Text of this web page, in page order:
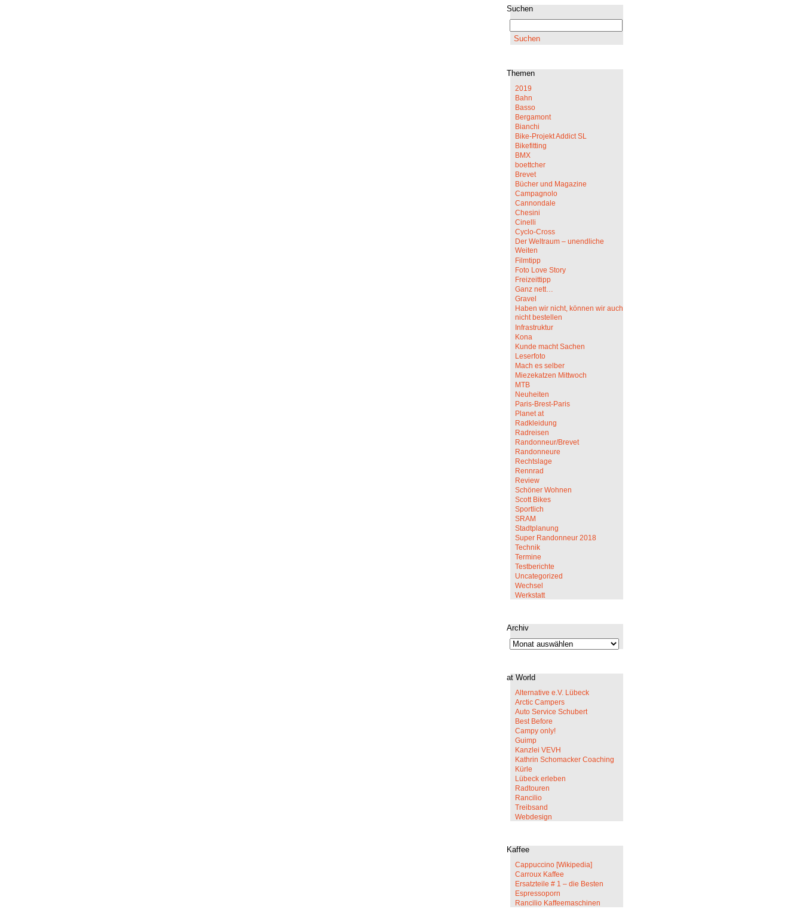
Suchen
Themen
2019
Bahn
Basso
Bergamont
Bianchi
Bike-Projekt Addict SL
Bikefitting
BMX
boettcher
Brevet
Bücher und Magazine
Campagnolo
Cannondale
Chesini
Cinelli
Cyclo-Cross
Der Weltraum – unendliche
Weiten
Filmtipp
Foto Love Story
Freizeittipp
Ganz nett…
Gravel
Haben wir nicht, können wir auch
nicht bestellen
Infrastruktur
Kona
Kunde macht Sachen
Leserfoto
Mach es selber
Miezekatzen Mittwoch
MTB
Neuheiten
Paris-Brest-Paris
Planet at
Radkleidung
Radreisen
Randonneur/Brevet
Randonneure
Rechtslage
Rennrad
Review
Schöner Wohnen
Scott Bikes
Sportlich
SRAM
Stadtplanung
Super Randonneur 2018
Technik
Termine
Testberichte
Uncategorized
Wechsel
Werkstatt
Archiv
Archiv
at World
Alternative e.V. Lübeck
Arctic Campers
Auto Service Schubert
Best Before
Campy only!
Guimp
Kanzlei VEVH
Kathrin Schomacker Coaching
Kürle
Lübeck erleben
Radtouren
Rancilio
Treibsand
Webdesign
Kaffee
Cappuccino [Wikipedia]
Carroux Kaffee
Ersatzteile # 1 – die Besten
Espressoporn
Rancilio Kaffeemaschinen